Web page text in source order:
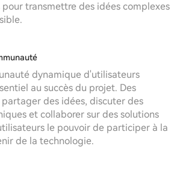
transmettre des idées complexes
dynamique d'utilisateurs
au succès du projet. Des
des idées, discuter des
et collaborer sur des solutions
le pouvoir de participer à la
de la technologie.